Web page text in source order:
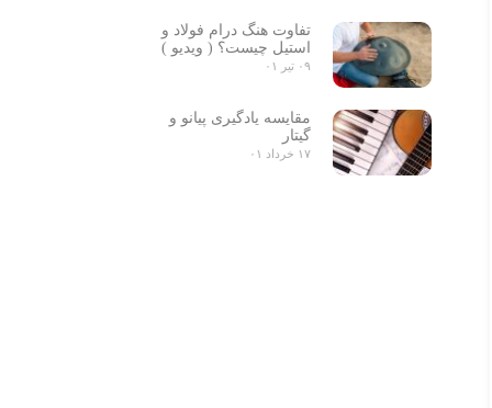
تفاوت هنگ درام فولاد و
استیل چیست؟ ( ویدیو )
۰۹ تیر ۰۱
مقایسه یادگیری پیانو و
گیتار
۱۷ خرداد ۰۱